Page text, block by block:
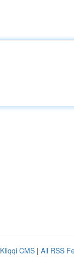
Kliqqi CMS | All RSS